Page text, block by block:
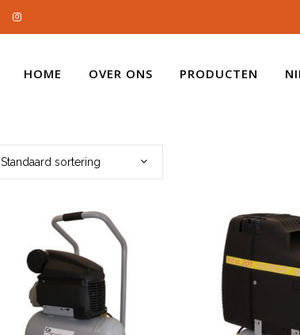
HOME OVER ONS PRODUCTEN
Standaard sortering